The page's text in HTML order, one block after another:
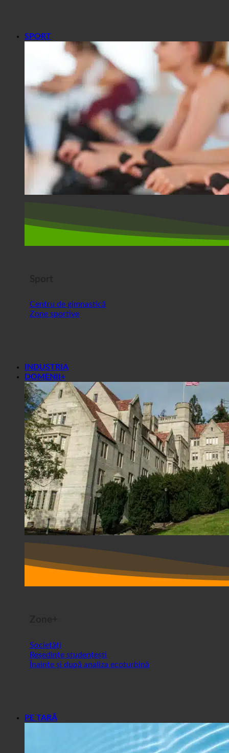
SPORT
Centru de gimnastică
Zone sportive
INDUSTRIA
DOMENII+
Societăți
Reședințe studențești
Înainte și după analiza ecoturbină
PE ȚARĂ